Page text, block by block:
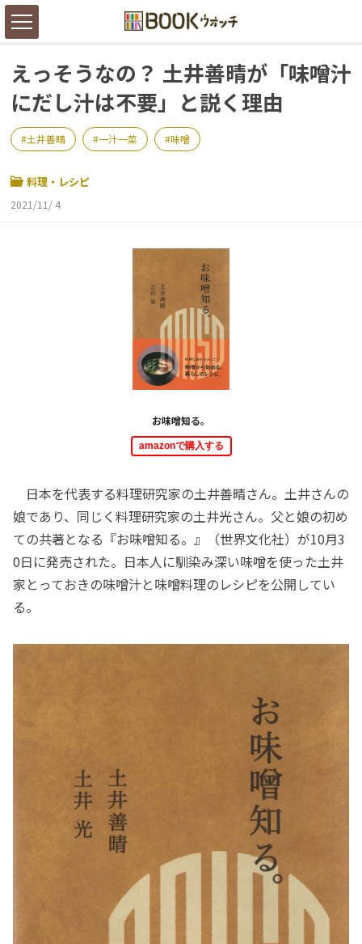
えっそうなの？ 土井善晴が「味噌汁
にだし汁は不要」と説く理由
⼟井善晴 一汁一菜 味噌
料理・レシピ
2021/11/ 4
お味噌知る。
amazonで購入する
日本を代表する料理研究家の土井善晴さん。土井さんの
娘であり、同じく料理研究家の土井光さん。父と娘の初め
ての共著となる『お味噌知る。』（世界文化社）が10月3
0日に発売された。日本人に馴染み深い味噌を使った土井
家とっておきの味噌汁と味噌料理のレシピを公開してい
る。